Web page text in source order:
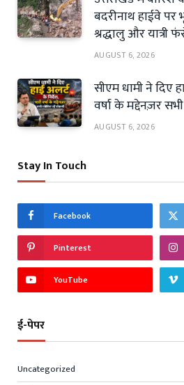
बदरीनाथ हाईवे
श्रद्धालु और यात्री
AUGUST 6, 2026
सीएम धामी ने दिए
वर्षा के मद्देनज़र
AUGUST 6, 2026
Stay In Touch
Facebook
Pinterest
YouTube
ई-पेपर
Uncategorized